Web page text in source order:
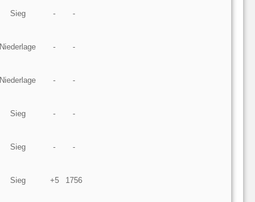
Sieg - -
Niederlage - -
Niederlage - -
Sieg - -
Sieg - -
Sieg +5 1756